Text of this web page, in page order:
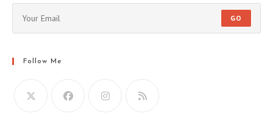
GO
Follow Me